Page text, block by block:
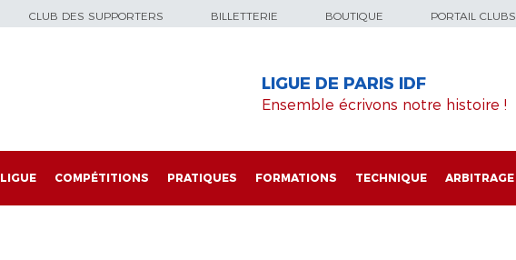
CLUB DES SUPPORTERS BILLETTERIE BOUTIQUE PORTAIL CLUBS
LIGUE DE PARIS IDF
Ensemble écrivons notre histoire !
LIGUE COMPÉTITIONS PRATIQUES FORMATIONS TECHNIQUE ARBITRAGE